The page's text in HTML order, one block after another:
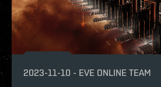
2023-11-10 - EVE ONLINE TEAM